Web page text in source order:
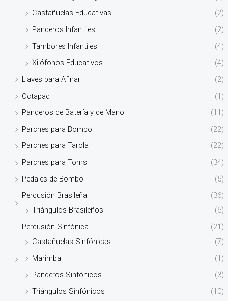
Castañuelas Educativas
(2)
Panderos Infantiles
(2)
Tambores Infantiles
(4)
Xilófonos Educativos
(4)
Llaves para Afinar
(2)
Octapad
(1)
Panderos de Batería y de Mano
(11)
Parches para Bombo
(22)
Parches para Tarola
(22)
Parches para Toms
(34)
Pedales de Bombo
(5)
Percusión Brasileña
(36)
Triángulos Brasileños
(6)
Percusión Sinfónica
(21)
Castañuelas Sinfónicas
(7)
Marimba
(1)
Panderos Sinfónicos
(3)
Triángulos Sinfónicos
(10)